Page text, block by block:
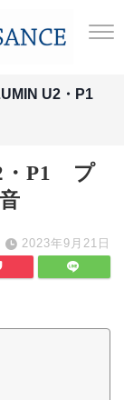
U2・P1
・P1 プ
2023年9月21日